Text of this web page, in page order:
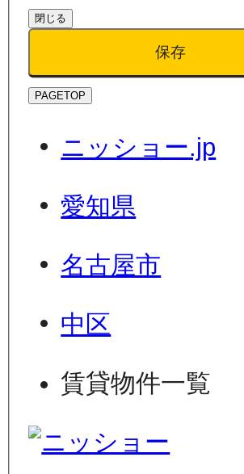
閉じる
保存
PAGETOP
ニッショー.jp
愛知県
名古屋市
中区
賃貸物件一覧